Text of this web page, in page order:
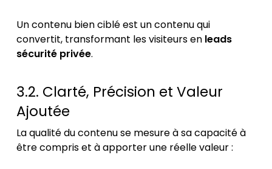
Un contenu bien ciblé est un contenu qui
convertit, transformant les visiteurs en leads
sécurité privée.
3.2. Clarté, Précision et Valeur
Ajoutée
La qualité du contenu se mesure à sa capacité à
être compris et à apporter une réelle valeur :